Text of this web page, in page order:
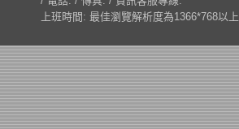
上班時間: 最佳瀏覽解析度為1366*768以上